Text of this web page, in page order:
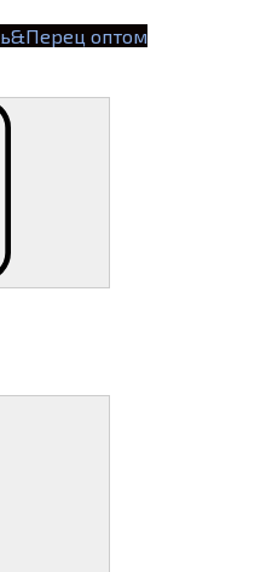
оптом